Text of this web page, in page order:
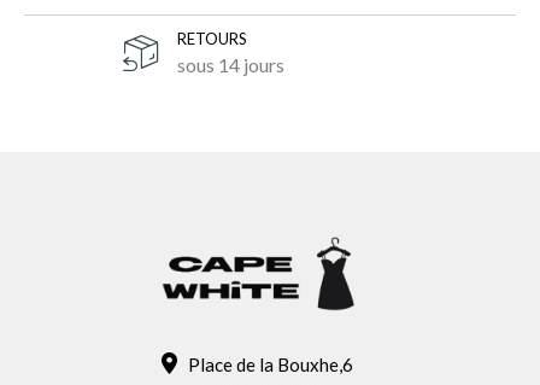
RETOURS
sous 14 jours
Place de la Bouxhe,6